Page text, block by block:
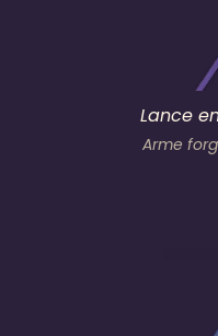
Lance
Arme